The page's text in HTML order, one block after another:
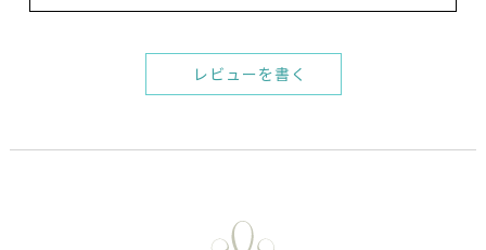
レビューを書く